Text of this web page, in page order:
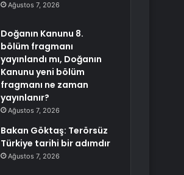
Ağustos 7, 2026
Doğanın Kanunu 8.
bölüm fragmanı
yayınlandı mı, Doğanın
Kanunu yeni bölüm
fragmanı ne zaman
yayınlanır?
Ağustos 7, 2026
Bakan Göktaş: Terörsüz
Türkiye tarihi bir adımdır
Ağustos 7, 2026